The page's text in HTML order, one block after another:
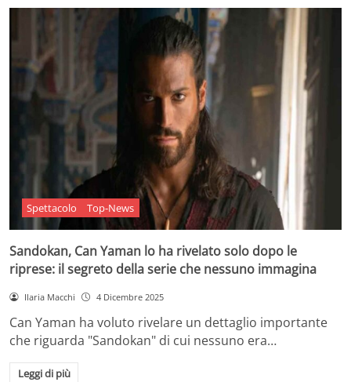
Spettacolo Top-News
Sandokan, Can Yaman lo ha rivelato solo dopo le
riprese: il segreto della serie che nessuno immagina
Ilaria Macchi 4 Dicembre 2025
Can Yaman ha voluto rivelare un dettaglio importante
che riguarda "Sandokan" di cui nessuno era…
Leggi di più